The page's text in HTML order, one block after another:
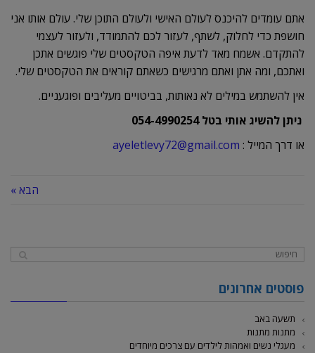
אתם עומדים להיכנס לעולם האישי ולעולם התוכן שלי. עולם אותו אני
חושפת כדי לחלוק, לשתף, לעזור לכם להתמודד, ולעזור לעצמי
להתקדם. אשמח מאד לדעת איפה הטקסטים שלי פוגשים אתכן
ואתכם, ומה אתן ואתם מרגישים כשאתם קוראים את הטקסטים שלי.
אין להשתמש במילים לא נאותות, בביטויים מעליבים ופוגעניים.
ניתן להשיג אותי בטל 054-4990254
או דרך המייל : ayeletlevy72@gmail.com
הבא »
פוסטים אחרונים
תשעה באב
מתנות מתנות
מעגלי נשים ואמהות לילדים עם צרכים מיוחדים